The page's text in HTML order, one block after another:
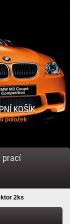
KOŠÍK
0 položek
prací
2ks